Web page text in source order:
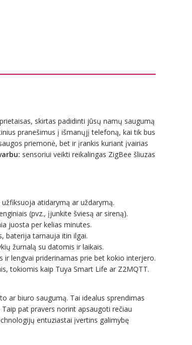
skirtas padidinti jūsų namų saugumą
pranešimus į išmanųjį telefoną, kai tik bus
priemonė, bet ir įrankis kuriant įvairias
sensoriui veikti reikalingas ZigBee šliuzas
atidarymą ar uždarymą.
(pvz., įjunkite šviesą ar sireną).
juosta per kelias minutes.
baterija tarnauja itin ilgai.
žurnalą su datomis ir laikais.
ir lengvai priderinamas prie bet kokio interjero.
tokiomis kaip Tuya Smart Life ar Z2MQTT.
ar biuro saugumą. Tai idealus sprendimas
pat pravers norint apsaugoti rečiau
entuziastai įvertins galimybę